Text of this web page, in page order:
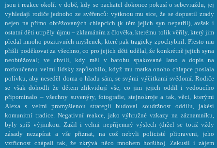
jsou i reakce okolí: v době, kdy se pachatel dokonce pokusí o sebevraždu, jej
vyhledají rodiče jednoho ze svěřenců: vytknou mu sice, že se dopustil zrady
nejen na přímo obtěžovaných chlapcích (k těm jejich syn nepatřil), avšak i
ostatní děti utrpěly újmu – zklamáním z člověka, kterému tolik věřily, který jim
předal mnoho pozitivních myšlenek, které pak tragicky zpochybnil. Přesto mu
přišli poděkovat za všechno, co pro jejich děti udělal, že konkrétně jejich syna
neobtěžoval; ve chvíli, kdy měl v batohu spakované lano a dopis na
rozloučenou velmi lidsky zapůsobilo, když mu matka onoho chlapce poslala
polívku, aby neseděl doma o hladu sám, se svými výčitkami svědomí. Rodiče
se však dohodli že dětem zlikvidují vše, co jim jejich oddíl i vedoucího
připomínalo – všechny suvenýry, fotografie, stejnokroje a tak, věci, kterými
Alexa s velmi promyšlenou strategií budoval soudržnost oddílu, jakési
komunitní tradice. Negativní reakce, jako výhružné vzkazy na záznamníku,
byly spíš výjimkou. Zažil i velmi nepříjemný výslech (držel se totiž vždy
zásady nezapírat a vše přiznat, na což nebyli policisté připraveni, jeho
vztřícnost chápali tak, že zkrývá něco mnohem horšího). Zakusil i zájem